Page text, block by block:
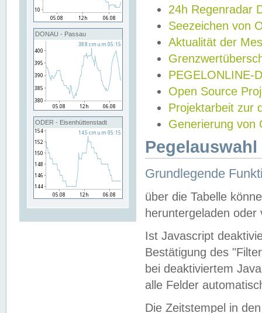
DONAU - Passau
ODER - Eisenhüttenstadt
24h Regenradar
Seezeichen von
Aktualität der
PEGELONLINE-
Open Source
Projektarbeit zur
Generierung von
Grundlegende
über die Tabelle
heruntergeladen oder
Ist Javascript
Bestätigung des
bei deaktiviertem
alle Felder
Die Zeitstempel in